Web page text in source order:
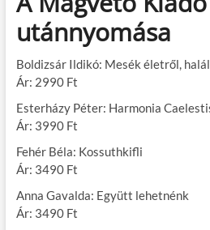
utánnyomása
Boldizsár Ildikó: Mesék életről,
Ár: 2990 Ft
Esterházy Péter: Harmonia
Ár: 3990 Ft
Fehér Béla: Kossuthkifli
Ár: 3490 Ft
Anna Gavalda: Együtt lehetnénk
Ár: 3490 Ft